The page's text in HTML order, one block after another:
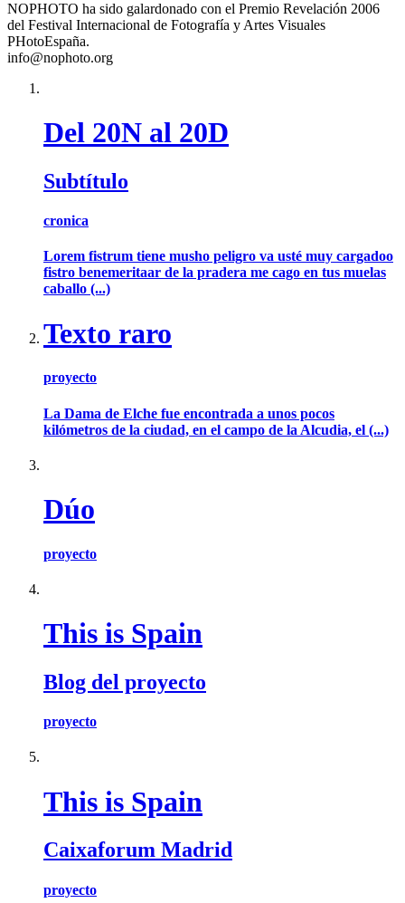
NOPHOTO ha sido galardonado con el Premio Revelación 2006
del Festival Internacional de Fotografía y Artes Visuales
PHotoEspaña.
info@nophoto.org
Del 20N al 20D
Subtítulo
cronica
Lorem fistrum tiene musho peligro va usté muy cargadoo
fistro benemeritaar de la pradera me cago en tus muelas
caballo (...)
Texto raro
proyecto
La Dama de Elche fue encontrada a unos pocos
kilómetros de la ciudad, en el campo de la Alcudia, el (...)
Dúo
proyecto
This is Spain
Blog del proyecto
proyecto
This is Spain
Caixaforum Madrid
proyecto